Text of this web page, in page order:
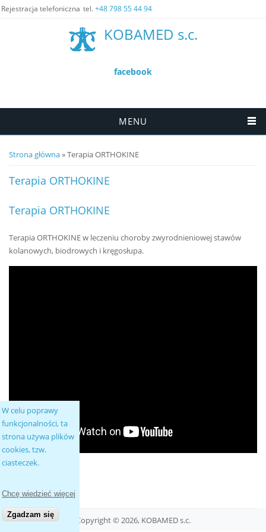
Rejestracja telefoniczna tel.+48 798 55 44 94
KOBAMED s.c.
facebook
MENU
Jesteś tutaj
Strona główna» Terapia ORTHOKINE
Terapia ORTHOKINE
Terapia ORTHOKINE
Terapia ORTHOKINE w leczeniu choroby zwyrodnieniowej stawów
kolanowych, biodrowych i kręgosłupa.
Copyright © 2026, KOBAMED s.c.
W celu poprawy
funkcjonalności, ta
strona używa plików
cookies, tzw.
ciasteczek.
Chcę wiedzieć więcej
Zgadzam się